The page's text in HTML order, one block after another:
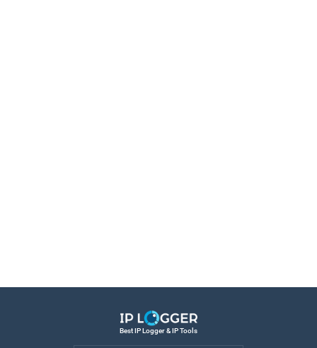
Best IP Logger & IP Tools